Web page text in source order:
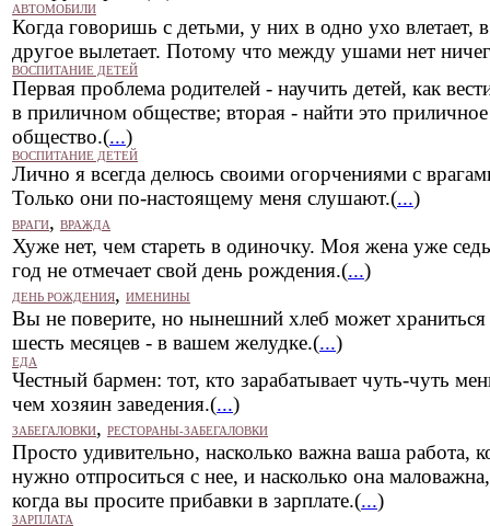
АВТОМОБИЛИ
Когда говоришь с детьми, у них в одно ухо влетает, в
другое вылетает. Потому что между ушами нет
ВОСПИТАНИЕ ДЕТЕЙ
Первая проблема родителей - научить детей, как
в приличном обществе; вторая - найти это приличное
общество.(...)
ВОСПИТАНИЕ ДЕТЕЙ
Лично я всегда делюсь своими огорчениями с
Только они по-настоящему меня слушают.(...)
ВРАГИ, ВРАЖДА
Хуже нет, чем стареть в одиночку. Моя жена уже
год не отмечает свой день рождения.(...)
ДЕНЬ РОЖДЕНИЯ, ИМЕНИНЫ
Вы не поверите, но нынешний хлеб может храниться
шесть месяцев - в вашем желудке.(...)
ЕДА
Честный бармен: тот, кто зарабатывает чуть-чуть
чем хозяин заведения.(...)
ЗАБЕГАЛОВКИ, РЕСТОРАНЫ-ЗАБЕГАЛОВКИ
Просто удивительно, насколько важна ваша работа,
нужно отпроситься с нее, и насколько она маловажна,
когда вы просите прибавки в зарплате.(...)
ЗАРПЛАТА